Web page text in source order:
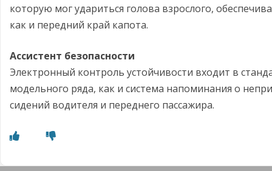
которую мог удариться голова взрослого,
как и передний край капота.
Ассистент безопасности
Электронный контроль устойчивости входит в
модельного ряда, как и система напоминания о
сидений водителя и переднего пассажира.